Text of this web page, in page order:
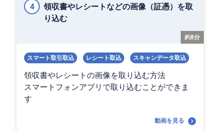
4
領収書やレシートなどの画像（証憑）を取
り込む
約8分
スマート取引取込 レシート取込 スキャンデータ取込
領収書やレシートの画像を取り込む方法
スマートフォンアプリで取り込むことができま
す
動画を見る